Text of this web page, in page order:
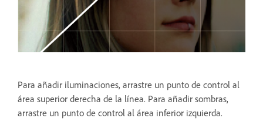
Para añadir iluminaciones, arrastre un punto de control al
área superior derecha de la línea. Para añadir sombras,
arrastre un punto de control al área inferior izquierda.